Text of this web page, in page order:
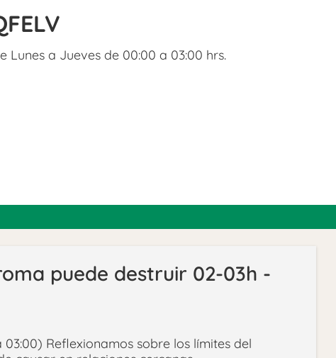
Lunes a Jueves de 00:00 a 03:00 hrs.
puede destruir 02-03h -
03:00) Reflexionamos sobre los límites del